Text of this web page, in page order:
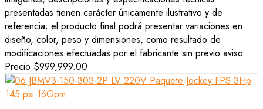
presentadas tienen carácter únicamente ilustrativo y de
referencia; el producto final podrá presentar variaciones en
diseño, color, peso y dimensiones, como resultado de
modificaciones efectuadas por el fabricante sin previo aviso.
Precio $999,999.00